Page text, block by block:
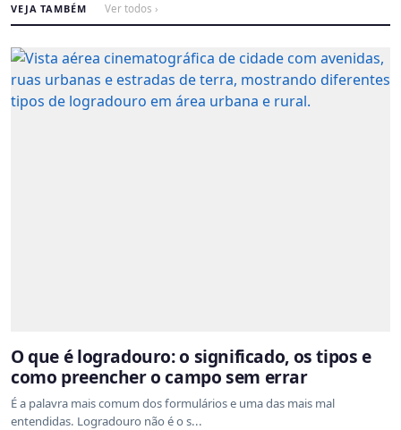
VEJA TAMBÉM Ver todos ›
O que é logradouro: o significado, os tipos e
como preencher o campo sem errar
É a palavra mais comum dos formulários e uma das mais mal
entendidas. Logradouro não é o s...